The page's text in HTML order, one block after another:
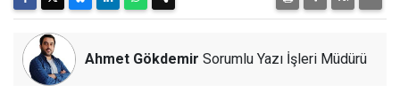
Ahmet Gökdemir Sorumlu Yazı İşleri Müdürü